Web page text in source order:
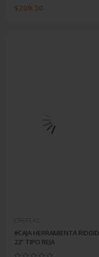
$209.30
#CAJA HERRAMIENTA RIDGID
22" TIPO REJA